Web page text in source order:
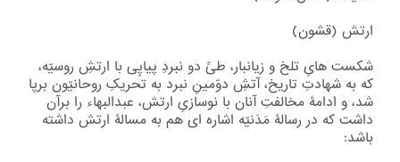
ارتش (قشون)
شکست هایِ تلخ و زیانبار، طیِّ دو نبردِ پیاپِی با ارتشِ روسیّه،
که به شهادتِ تاریخ، آتشِ دوّمینِ نبرد به تحریکِ روحانیّون برپا
شد، و ادامۀ مخالفتِ آنان با نوسازیِ ارتش، عبدالبهاء را برآن
داشت که در رسالۀ مَدَنیّه اشاره ای هم به مسالۀ ارتش داشته
باشد: